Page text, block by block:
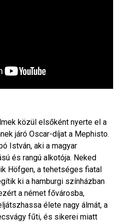
közül elsőként nyerte el a
járó Oscar-díjat a Mephisto.
István, aki a magyar
és rangú alkotója. Neked
Höfgen, a tehetséges fiatal
ki a hamburgi színházban
a német fővárosba,
élete nagy álmát, a
fűti, és sikerei miatt